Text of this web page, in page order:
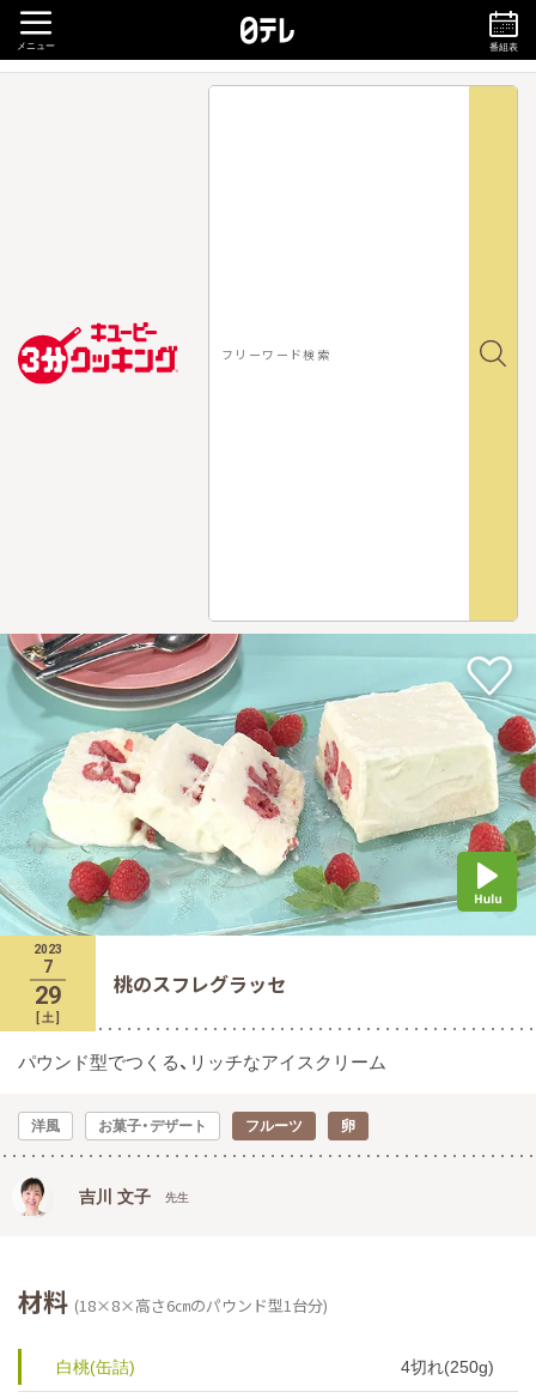
メニュー 番組表
2023
7
29
土
桃のスフレグラッセ
パウンド型でつくる、リッチなアイスクリーム
洋風 お菓子・デザート フルーツ 卵
吉川 文子 先生
材料 (18×8×高さ6㎝のパウンド型1台分)
白桃(缶詰) 4切れ(250g)